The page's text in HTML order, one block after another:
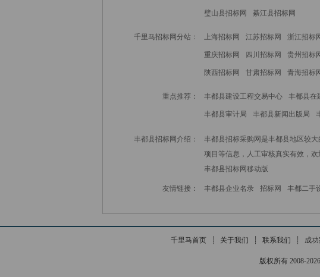
璧山县招标网 綦江县招标网
千里马招标网分站： 上海招标网 江苏招标网 浙江招标
重庆招标网 四川招标网 贵州招标
陕西招标网 甘肃招标网 青海招标
重点推荐： 丰都县建设工程交易中心 丰都县在
丰都县审计局 丰都县新闻出版局
丰都县招标网介绍：
丰都县招标采购网是丰都县地区较
项目等信息，人工审核真实有效，
丰都县招标网移动版
友情链接： 丰都县企业名录 招标网 丰都二手
千里马首页 ┊ 关于我们 ┊ 联系我们 ┊ 成功
版权所有 2008-